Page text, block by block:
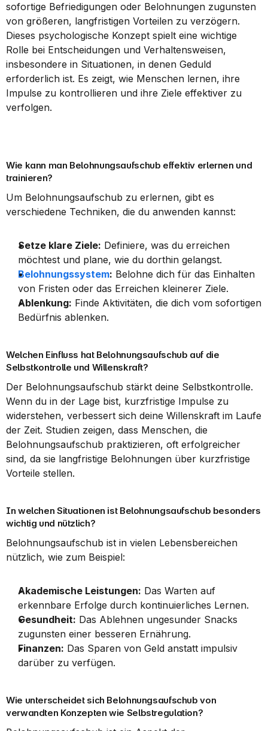
sofortige Befriedigungen oder Belohnungen zugunsten
von größeren, langfristigen Vorteilen zu verzögern.
Dieses psychologische Konzept spielt eine wichtige
Rolle bei Entscheidungen und Verhaltensweisen,
insbesondere in Situationen, in denen Geduld
erforderlich ist. Es zeigt, wie Menschen lernen, ihre
Impulse zu kontrollieren und ihre Ziele effektiver zu
verfolgen.
Wie kann man Belohnungsaufschub effektiv erlernen und
trainieren?
Um Belohnungsaufschub zu erlernen, gibt es
verschiedene Techniken, die du anwenden kannst:
Setze klare Ziele: Definiere, was du erreichen
möchtest und plane, wie du dorthin gelangst.
Belohnungssystem: Belohne dich für das Einhalten
von Fristen oder das Erreichen kleinerer Ziele.
Ablenkung: Finde Aktivitäten, die dich vom sofortigen
Bedürfnis ablenken.
Welchen Einfluss hat Belohnungsaufschub auf die
Selbstkontrolle und Willenskraft?
Der Belohnungsaufschub stärkt deine Selbstkontrolle.
Wenn du in der Lage bist, kurzfristige Impulse zu
widerstehen, verbessert sich deine Willenskraft im Laufe
der Zeit. Studien zeigen, dass Menschen, die
Belohnungsaufschub praktizieren, oft erfolgreicher
sind, da sie langfristige Belohnungen über kurzfristige
Vorteile stellen.
In welchen Situationen ist Belohnungsaufschub besonders
wichtig und nützlich?
Belohnungsaufschub ist in vielen Lebensbereichen
nützlich, wie zum Beispiel:
Akademische Leistungen: Das Warten auf
erkennbare Erfolge durch kontinuierliches Lernen.
Gesundheit: Das Ablehnen ungesunder Snacks
zugunsten einer besseren Ernährung.
Finanzen: Das Sparen von Geld anstatt impulsiv
darüber zu verfügen.
Wie unterscheidet sich Belohnungsaufschub von
verwandten Konzepten wie Selbstregulation?